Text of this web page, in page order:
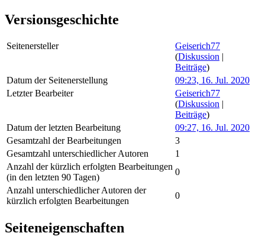
Versionsgeschichte
Seitenersteller
Geiserich77
(Diskussion |
Beiträge)
Datum der Seitenerstellung
09:23, 16. Jul. 2020
Letzter Bearbeiter
Geiserich77
(Diskussion |
Beiträge)
Datum der letzten Bearbeitung
09:27, 16. Jul. 2020
Gesamtzahl der Bearbeitungen
3
Gesamtzahl unterschiedlicher Autoren
1
Anzahl der kürzlich erfolgten Bearbeitungen
(in den letzten 90 Tagen)
0
Anzahl unterschiedlicher Autoren der
kürzlich erfolgten Bearbeitungen
0
Seiteneigenschaften